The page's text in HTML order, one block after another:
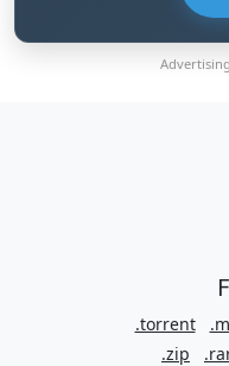
.torrent
.zip